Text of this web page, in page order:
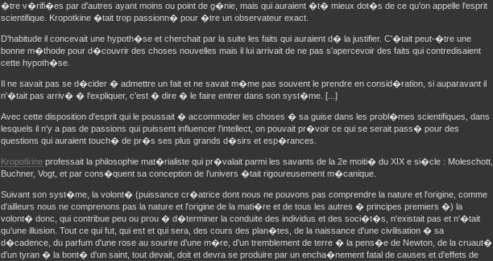
�tre v�rifi�es par d'autres ayant moins ou point de g�nie, mais qui auraient �t� mieux dot�s de ce qu'on appelle l'esprit
scientifique. Kropotkine �tait trop passionn� pour �tre un observateur exact.
D'habitude il concevait une hypoth�se et cherchait par la suite les faits qui auraient d� la justifier. C'�tait peut-�tre une
bonne m�thode pour d�couvrir des choses nouvelles mais il lui arrivait de ne pas s'apercevoir des faits qui contredisaient
cette hypoth�se.
Il ne savait pas se d�cider � admettre un fait et ne savait m�me pas souvent le prendre en consid�ration, si auparavant il
n'�tait pas arriv� � l'expliquer, c'est � dire � le faire entrer dans son syst�me. [...]
Avec cette disposition d'esprit qui le poussait � accommoder les choses � sa guise dans les probl�mes scientifiques, dans
lesquels il n'y a pas de passions qui puissent influencer l'intellect, on pouvait pr�voir ce qui se serait pass� pour des
questions qui auraient touch� de pr�s ses plus grands d�sirs et esp�rances.
Kropotkine professait la philosophie mat�rialiste qui pr�valait parmi les savants de la 2e moiti� du XIX e si�cle : Moleschott,
Buchner, Vogt, et par cons�quent sa conception de l'univers �tait rigoureusement m�canique.
Suivant son syst�me, la volont� (puissance cr�atrice dont nous ne pouvons pas comprendre la nature et l'origine, comme
d'ailleurs nous ne comprenons pas la nature et l'origine de la mati�re et de tous les autres � principes premiers �) la
volont� donc, qui contribue peu ou prou � d�terminer la conduite des individus et des soci�t�s, n'existait pas et n'�tait
qu'une illusion. Tout ce qui fut, qui est et qui sera, des cours des plan�tes, de la naissance d'une civilisation � sa
d�cadence, du parfum d'une rose au sourire d'une m�re, d'un tremblement de terre � la pens�e de Newton, de la cruaut�
d'un tyran � la bont� d'un saint, tout devait, doit et devra se produire par un encha�nement fatal de causes et d'effets de